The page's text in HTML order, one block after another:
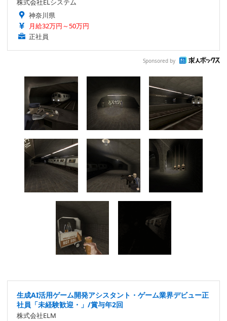
株式会社ELシステム
神奈川県
月給32万円～50万円
正社員
Sponsored by
生成AI活用ゲーム開発アシスタント・ゲーム業界デビュー正
社員「未経験歓迎・」/賞与年2回
株式会社ELM